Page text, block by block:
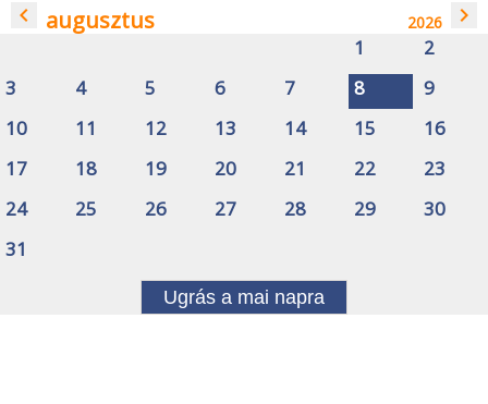
navigate_before augusztus 2026 navigate_next
1
2
3
4 5 6 7 8
9
10
11 12 13 14 15
16
17
18 19 20 21 22
23
24
25 26 27 28 29
30
31
Ugrás a mai napra